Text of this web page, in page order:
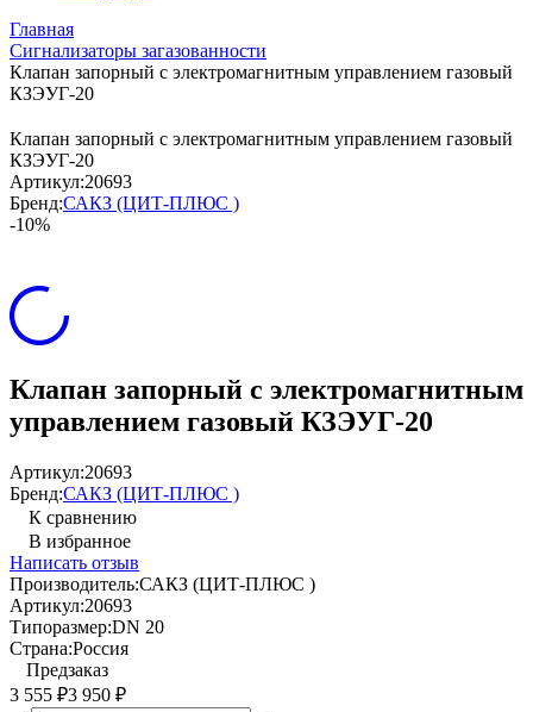
Главная
Сигнализаторы загазованности
Клапан запорный с электромагнитным управлением газовый
КЗЭУГ-20
Клапан запорный с электромагнитным управлением газовый
КЗЭУГ-20
Артикул:20693
Бренд:САКЗ (ЦИТ-ПЛЮС )
-10%
Клапан запорный с электромагнитным
управлением газовый КЗЭУГ-20
Артикул:20693
Бренд:САКЗ (ЦИТ-ПЛЮС )
К сравнению
В избранное
Написать отзыв
Производитель:САКЗ (ЦИТ-ПЛЮС )
Артикул:20693
Типоразмер:DN 20
Страна:Россия
Предзаказ
3 555 ₽3 950 ₽